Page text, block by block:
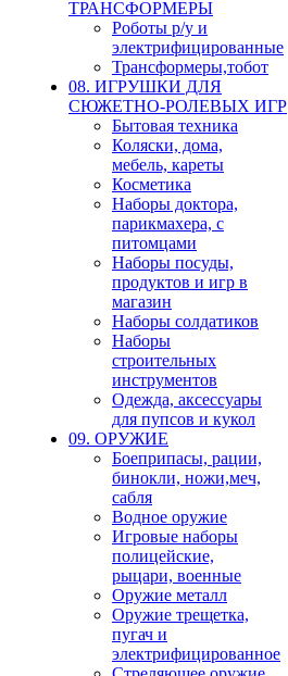
ТРАНСФОРМЕРЫ
Роботы р/у и
электрифицированные
Трансформеры,тобот
08. ИГРУШКИ ДЛЯ
СЮЖЕТНО-РОЛЕВЫХ ИГР
Бытовая техника
Коляски, дома,
мебель, кареты
Косметика
Наборы доктора,
парикмахера, с
питомцами
Наборы посуды,
продуктов и игр в
магазин
Наборы солдатиков
Наборы
строительных
инструментов
Одежда, аксессуары
для пупсов и кукол
09. ОРУЖИЕ
Боеприпасы, рации,
бинокли, ножи,меч,
сабля
Водное оружие
Игровые наборы
полицейские,
рыцари, военные
Оружие металл
Оружие трещетка,
пугач и
электрифицированное